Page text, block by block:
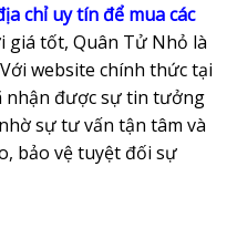
chỉ uy tín để mua các
giá tốt, Quân Tử Nhỏ là
website chính thức tại
nhận được sự tin tưởng
sự tư vấn tận tâm và
bảo vệ tuyệt đối sự